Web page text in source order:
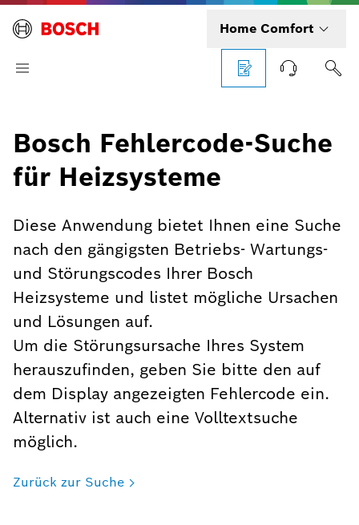
Home Comfort
Bosch Fehlercode-Suche
für Heizsysteme
Diese Anwendung bietet Ihnen eine Suche
nach den gängigsten Betriebs- Wartungs-
und Störungscodes Ihrer Bosch
Heizsysteme und listet mögliche Ursachen
und Lösungen auf.
Um die Störungsursache Ihres System
herauszufinden, geben Sie bitte den auf
dem Display angezeigten Fehlercode ein.
Alternativ ist auch eine Volltextsuche
möglich.
Zurück zur Suche